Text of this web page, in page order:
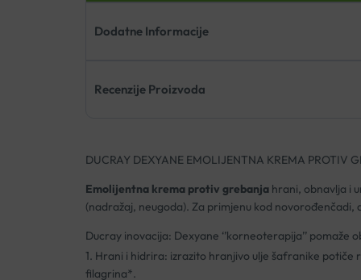
Dodatne Informacije
Recenzije Proizvoda
DUCRAY DEXYANE EMOLIJENTNA KREMA PROTIV
Emolijentna krema protiv grebanjahrani, obnavlja i
(nadražaj, neugoda). Za primjenu kod novorođenčadi,
Ducray inovacija: Dexyane ‘’korneoterapija’’
1. Hrani i hidrira: izrazito hranjivo ulje šafranike
filagrina*.